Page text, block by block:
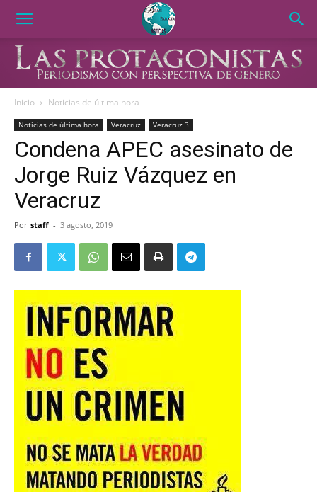
Inicio Noticias de última hora
Noticias de última hora Veracruz Veracruz 3
Condena APEC asesinato de
Jorge Ruiz Vázquez en
Veracruz
Por staff - 3 agosto, 2019